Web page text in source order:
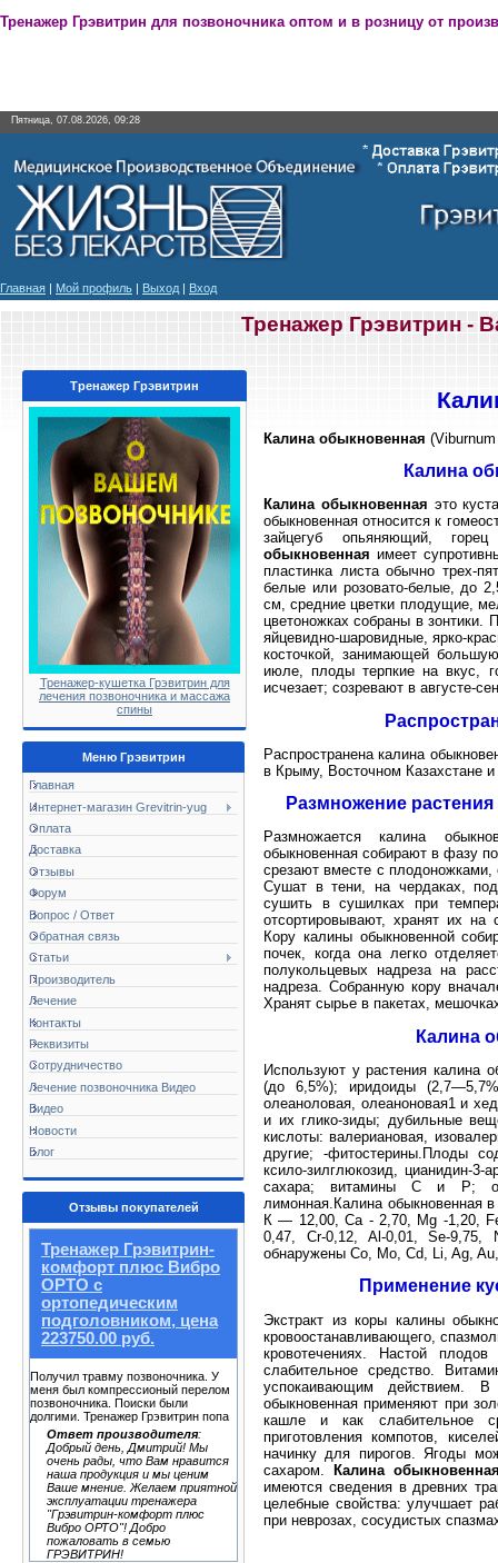
Тренажер Грэвитрин для позвоночника оптом и в розницу от
Пятница, 07.08.2026, 09:28
Главная | Мой профиль | Выход | Вход
Тренажер Грэвитрин -
Тренажер Грэвитрин
Тренажер-кушетка Грэвитрин для
лечения позвоночника и массажа
спины
Меню Грэвитрин
Главная
Интернет-магазин Grevitrin-yug
Оплата
Доставка
Отзывы
Форум
Вопрос / Ответ
Обратная связь
Статьи
Производитель
Лечение
Контакты
Реквизиты
Сотрудничество
Лечение позвоночника Видео
Видео
Новости
Блог
Отзывы покупателей
Тренажер Грэвитрин-
комфорт плюс Вибро
ОРТО с
ортопедическим
подголовником, цена
223750.00 руб.
Получил травму позвоночника. У
меня был компрессионый перелом
позвоночника. Поиски были
долгими. Тренажер Грэвитрин попа
Ответ производителя:
Добрый день, Дмитрий! Мы
очень рады, что Вам нравится
наша продукция и мы ценим
Ваше мнение. Желаем приятной
эксплуатации тренажера
"Грэвитрин-комфорт плюс
Вибро ОРТО"! Добро
пожаловать в семью
ГРЭВИТРИН!
Калина обыкновенная
Калина
Калина обыкновенная это
обыкновенная относится к
зайцегуб опьяняющий,
обыкновенная имеет
пластинка листа обычно трех-
белые или розовато-белые, до
см, средние цветки плодущие,
цветоножках собраны в зонтики.
яйцевидно-шаровидные, ярко-
косточкой, занимающей
июле, плоды терпкие на вкус,
исчезает; созревают в августе-
Распространена калина
в Крыму, Восточном Казахстане
Размножение
Размножается калина
обыкновенная собирают в фазу
срезают вместе с
Сушат в тени, на чердаках,
сушить в сушилках при
отсортировывают, хранят их
Кору калины обыкновенной
почек, когда она легко
полукольцевых надреза на
надреза. Собранную кору
Хранят сырье в пакетах,
Калина
Используют у растения калина
(до 6,5%); иридоиды
олеаноловая, олеаноновая1 и
и их глико-зиды; дубильные
кислоты: валериановая,
другие; -фитостерины.Плоды
ксило-зилглюкозид, цианидин-3-
сахара; витамины С и Р;
лимонная.Калина обыкновенная
К — 12,00, Са - 2,70, Mg -1,20,
0,47, Cr-0,12, Al-0,01, Se-
обнаружены Co, Mo, Cd, Li, Ag,
Применение
Экстракт из коры калины
кровоостанавливающего,
кровотечениях. Настой
слабительное средство.
успокаивающим действием. В
обыкновенная применяют при
кашле и как слабительное
приготовления компотов,
начинку для пирогов. Ягоды
сахаром.Калина
имеются сведения в древних
целебные свойства: улучшает
при неврозах, сосудистых